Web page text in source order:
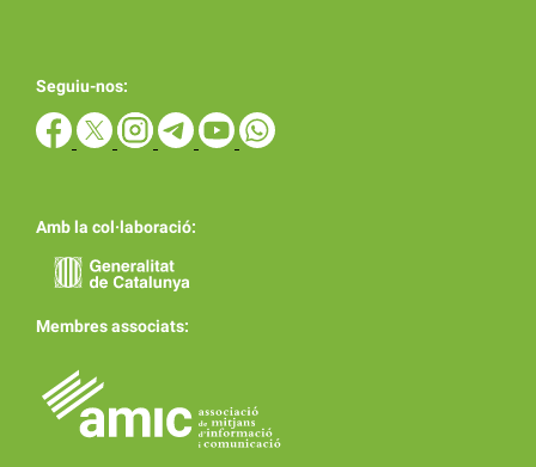
Seguiu-nos:
Amb la col·laboració:
Membres associats: